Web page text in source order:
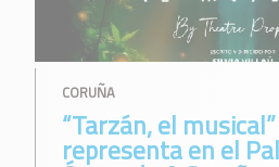
CORUÑA
“Tarzán, el
representa en el